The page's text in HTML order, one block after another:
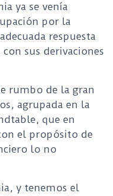
ya se venía
por la
respuesta
sus derivaciones
rumbo de la gran
agrupada en la
que en
el propósito de
lo no
y tenemos el